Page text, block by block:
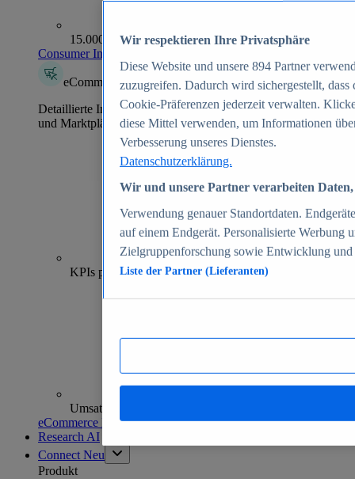
15.000+ Marken
Consumer Insights entdecken
eCommerce Insights
Detaillierte Informationen zu mehr als 39.000 Online-Shops
und Marktplätzen
70+
KPIs pro Shop
Umsatzanalysen und -prognosen
eCommerce Insights entdecken
Research AI
Connect Neu
Produkt
Wir respektieren Ihre Privatsphäre
Diese Website und unsere 894 Partner
zuzugreifen. Dadurch wird sichergestellt,
Cookie-Präferenzen jederzeit verwalten.
diese Mittel verwenden, um Informationen
Verbesserung unseres Dienstes.
Datenschutzerklärung.
Wir und unsere Partner verarbeiten
Verwendung genauer Standortdaten.
auf einem Endgerät. Personalisierte Werbung
Zielgruppenforschung sowie Entwicklung
Liste der Partner (Lieferanten)